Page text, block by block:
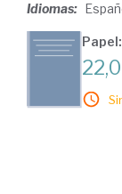
Idiomas: